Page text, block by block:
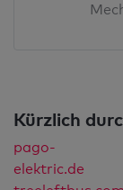
Kürzlich
pago-
elektric.de